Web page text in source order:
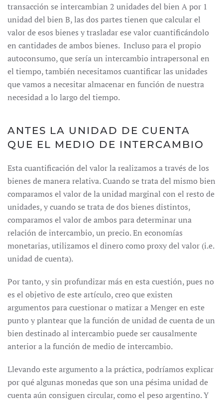
transacción se intercambian 2 unidades del bien A por 1
unidad del bien B, las dos partes tienen que calcular el
valor de esos bienes y trasladar ese valor cuantificándolo
en cantidades de ambos bienes. Incluso para el propio
autoconsumo, que sería un intercambio intrapersonal en
el tiempo, también necesitamos cuantificar las unidades
que vamos a necesitar almacenar en función de nuestra
necesidad a lo largo del tiempo.
ANTES LA UNIDAD DE CUENTA
QUE EL MEDIO DE INTERCAMBIO
Esta cuantificación del valor la realizamos a través de los
bienes de manera relativa. Cuando se trata del mismo bien
comparamos el valor de la unidad marginal con el resto de
unidades, y cuando se trata de dos bienes distintos,
comparamos el valor de ambos para determinar una
relación de intercambio, un precio. En economías
monetarias, utilizamos el dinero como proxy del valor (i.e.
unidad de cuenta).
Por tanto, y sin profundizar más en esta cuestión, pues no
es el objetivo de este artículo, creo que existen
argumentos para cuestionar o matizar a Menger en este
punto y plantear que la función de unidad de cuenta de un
bien destinado al intercambio puede ser causalmente
anterior a la función de medio de intercambio.
Llevando este argumento a la práctica, podríamos explicar
por qué algunas monedas que son una pésima unidad de
cuenta aún consiguen circular, como el peso argentino. Y